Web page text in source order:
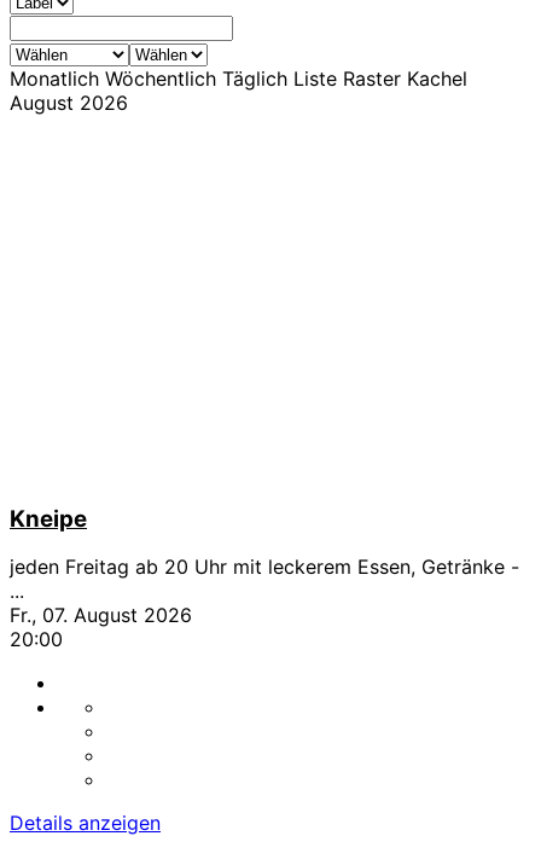
Monatlich Wöchentlich Täglich Liste Raster Kachel
August 2026
Kneipe
jeden Freitag ab 20 Uhr mit leckerem Essen, Getränke -
...
Fr., 07. August 2026
20:00
Details anzeigen